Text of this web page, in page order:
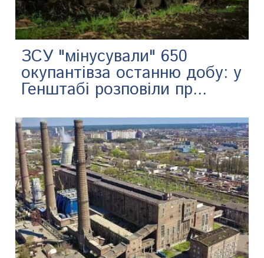
ЗСУ "мінусували" 650
окупантівза останню добу: у
Генштабі розповіли пр...